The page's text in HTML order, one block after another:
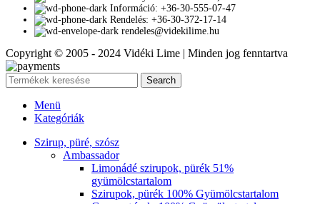
Információ: +36-30-555-07-47
Rendelés: +36-30-372-17-14
rendeles@videkilime.hu
Copyright © 2005 - 2024 Vidéki Lime | Minden jog fenntartva
Search
Menü
Kategóriák
Szirup, püré, szósz
Ambassador
Limonádé szirupok, pürék 51%
gyümölcstartalom
Szirupok, pürék 100% Gyümölcstartalom